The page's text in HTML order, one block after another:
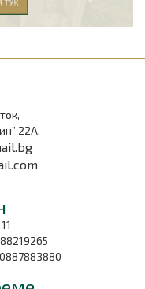
22А,
0887883880